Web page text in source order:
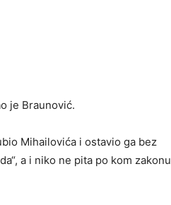
je Braunović.
Mihailovića i ostavio ga bez
a i niko ne pita po kom zakonu